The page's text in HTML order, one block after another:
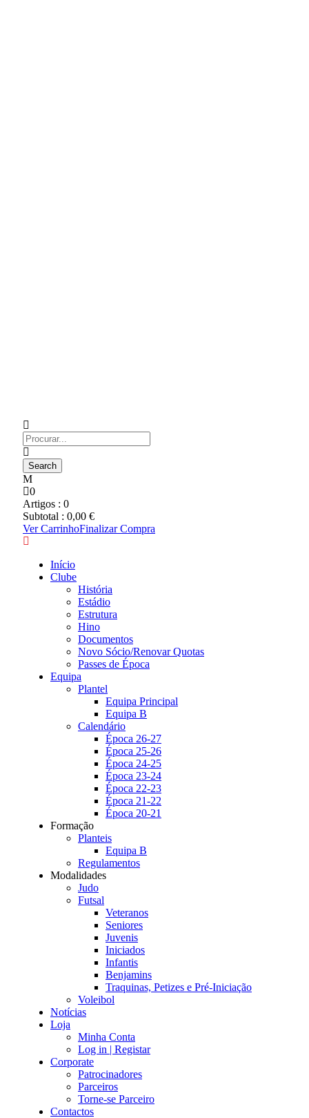
0
Artigos : 0
Subtotal : 0,00 €
Ver CarrinhoFinalizar Compra
Início
Clube
História
Estádio
Estrutura
Hino
Documentos
Novo Sócio/Renovar Quotas
Passes de Época
Equipa
Plantel
Equipa Principal
Equipa B
Calendário
Época 26-27
Época 25-26
Época 24-25
Época 23-24
Época 22-23
Época 21-22
Época 20-21
Formação
Planteis
Equipa B
Regulamentos
Modalidades
Judo
Futsal
Veteranos
Seniores
Juvenis
Iniciados
Infantis
Benjamins
Traquinas, Petizes e Pré-Iniciação
Voleibol
Notícias
Loja
Minha Conta
Log in | Registar
Corporate
Patrocinadores
Parceiros
Torne-se Parceiro
Contactos